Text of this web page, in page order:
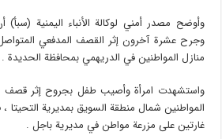
وأوضح مصدر أمني لوكالة الأنباء اليمنية
وجرح عشرة آخرون إثر القصف المدفعي
منازل المواطنين في الدريهمي بمحافظة الحديدة .
واستشهدت امرأة وأصيب طفل بجروح إثر قصف
المواطنين شمال منطقة السويق بمديرية
غارتين على مزرعة مواطن في مديرية باجل .